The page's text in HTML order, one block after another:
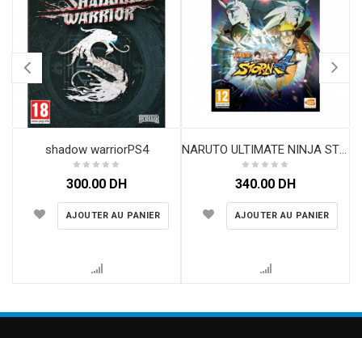
shadow warriorPS4
300.00 DH
AJOUTER AU PANIER
340.00 DH
AJOUTER AU PANIER